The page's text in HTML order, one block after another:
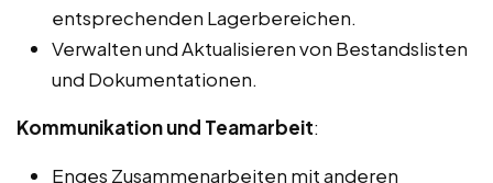
entsprechenden Lagerbereichen.
Verwalten und Aktualisieren von Bestandslisten
und Dokumentationen.
Kommunikation und Teamarbeit:
Enges Zusammenarbeiten mit anderen